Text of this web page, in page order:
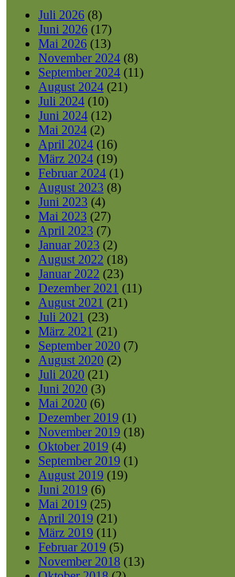
Juli 2026 (8)
Juni 2026 (17)
Mai 2026 (13)
November 2024 (8)
September 2024 (11)
August 2024 (21)
Juli 2024 (10)
Juni 2024 (12)
Mai 2024 (2)
April 2024 (16)
März 2024 (19)
Februar 2024 (1)
August 2023 (8)
Juni 2023 (4)
Mai 2023 (27)
April 2023 (7)
Januar 2023 (2)
August 2022 (18)
Januar 2022 (23)
Dezember 2021 (11)
August 2021 (21)
Juli 2021 (23)
März 2021 (21)
September 2020 (7)
August 2020 (2)
Juli 2020 (21)
Juni 2020 (3)
Mai 2020 (6)
Dezember 2019 (1)
November 2019 (18)
Oktober 2019 (4)
September 2019 (1)
August 2019 (19)
Juni 2019 (6)
Mai 2019 (25)
April 2019 (21)
März 2019 (11)
Februar 2019 (5)
November 2018 (13)